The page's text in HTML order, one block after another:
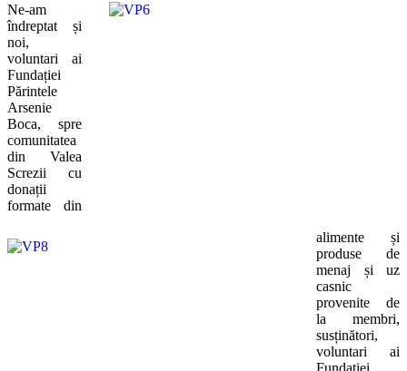
Ne-am
îndreptat și
noi,
voluntari ai
Fundației
Părintele
Arsenie
Boca, spre
comunitatea
din Valea
Screzii cu
donații
formate din
alimente și
produse de
menaj și uz
casnic
provenite de
la membri,
susținători,
voluntari ai
Fundației.